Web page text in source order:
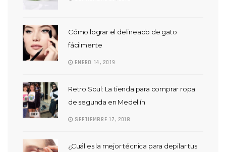
Cómo lograr el delineado de gato
fácilmente
ENERO 14, 2019
Retro Soul: La tienda para comprar ropa
de segunda en Medellín
SEPTIEMBRE 17, 2018
¿Cuál es la mejor técnica para depilar tus